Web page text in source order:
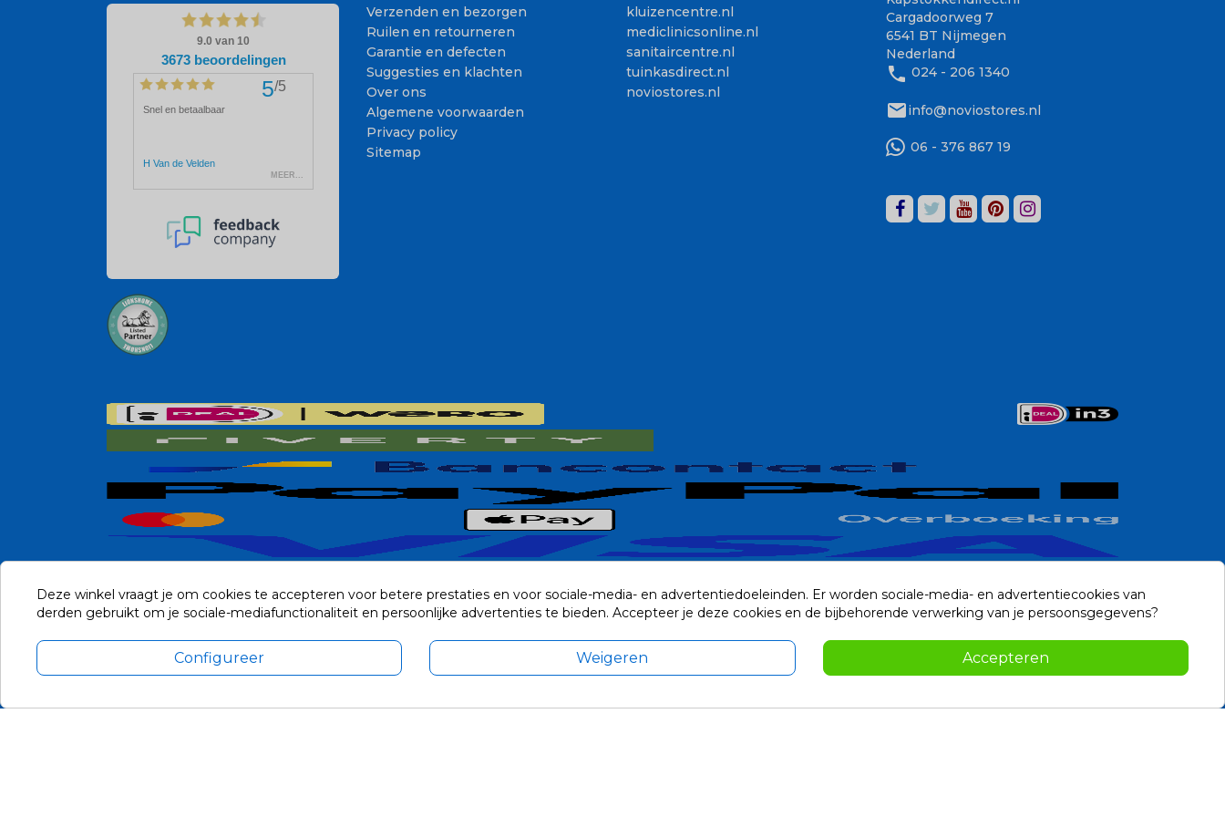
Verzenden en bezorgen
Ruilen en retourneren
Garantie en defecten
Suggesties en klachten
Over ons
Algemene voorwaarden
Privacy policy
Sitemap
kluizencentre.nl
mediclinicsonline.nl
sanitaircentre.nl
tuinkasdirect.nl
noviostores.nl
Cargadoorweg 7
6541 BT Nijmegen
Nederland
phone 024 - 206 1340
mailinfo@noviostores.nl
06 - 376 867 19
Alle prijzen zijn in Euro, inclusief BTW en andere heffingen en exclusief eventuele verzendkosten.
© 2014-2026 Noviostores.nl. Alle rechten voorbehouden.
Deze winkel vraagt je om cookies te accepteren voor betere prestaties en voor sociale-media- en advertentiedoeleinden. Er worden sociale-media- en advertentiecookies van
derden gebruikt om je sociale-mediafunctionaliteit en persoonlijke advertenties te bieden. Accepteer je deze cookies en de bijbehorende verwerking van je persoonsgegevens?
Configureer Weigeren Accepteren